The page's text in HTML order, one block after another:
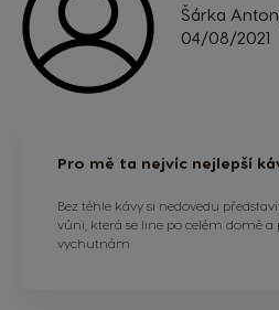
Šárka
04/08/2021
Pro mě ta nejvíc nejlepší
Bez téhle kávy si nedovedu
vůni, která se line po celém domě a
vychutnám